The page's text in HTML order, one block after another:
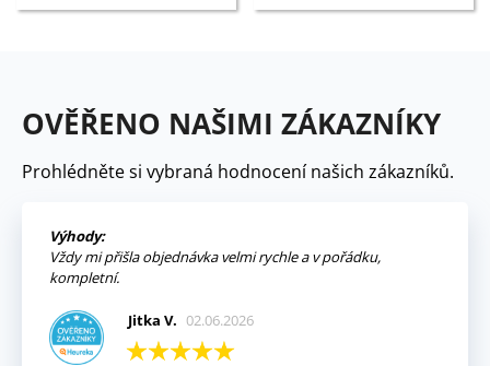
OVĚŘENO NAŠIMI ZÁKAZNÍKY
Prohlédněte si vybraná hodnocení našich zákazníků.
Výhody:
Vždy mi přišla objednávka velmi rychle a v pořádku,
kompletní.
Jitka V. 02.06.2026